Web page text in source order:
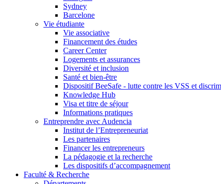
Sydney
Barcelone
Vie étudiante
Vie associative
Financement des études
Career Center
Logements et assurances
Diversité et inclusion
Santé et bien-être
Dispositif BeeSafe - lutte contre les VSS et
Knowledge Hub
Visa et titre de séjour
Informations pratiques
Entreprendre avec Audencia
Institut de l’Entrepreneuriat
Les partenaires
Financer les entrepreneurs
La pédagogie et la recherche
Les dispositifs d’accompagnement
Faculté & Recherche